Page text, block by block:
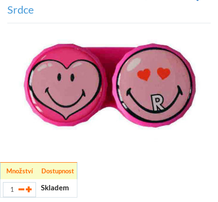
Srdce
Množství Dostupnost
Skladem